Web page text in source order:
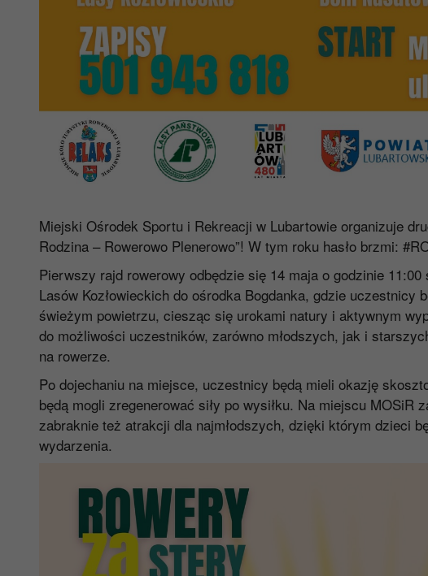
Miejski Ośrodek Sportu i Rekreacji w Lubartowie organizuje
Rodzina – Rowerowo Plenerowo”! W tym roku hasło brzmi:
Pierwszy rajd rowerowy odbędzie się 14 maja o godzinie
Lasów Kozłowieckich do ośrodka Bogdanka, gdzie
świeżym powietrzu, ciesząc się urokami natury i aktywnym
do możliwości uczestników, zarówno młodszych, jak i
na rowerze.
Po dojechaniu na miejsce, uczestnicy będą mieli okazję
będą mogli zregenerować siły po wysiłku. Na miejscu
zabraknie też atrakcji dla najmłodszych, dzięki którym dzieci
wydarzenia.